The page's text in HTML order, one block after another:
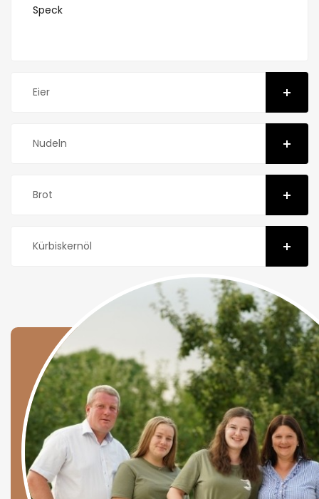
Speck
Eier
Nudeln
Brot
Kürbiskernöl